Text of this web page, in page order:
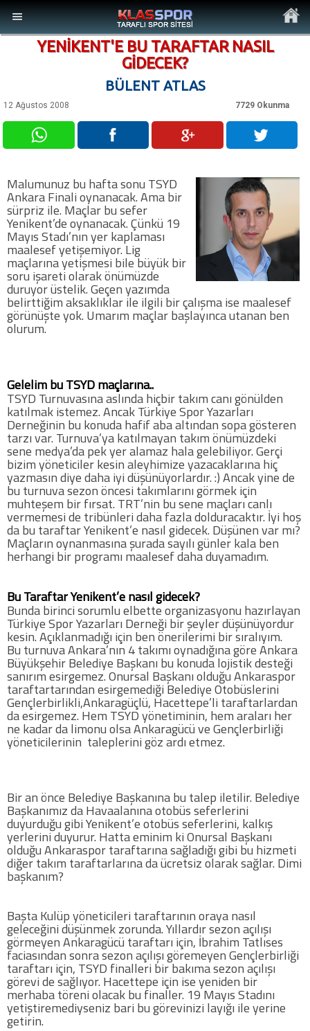
Ana Sayfa
Son Dakika Haberler
Foto Galeri
Video Galeri
Ankara Takımları
Basketbol
Voleybol
Hentbol
Bisiklet
Diğer Sporlar
Sosyal Medya
Facebook
Twitter
Google Plus
Instagram
Hakkımızda
Blog
Künye
Web Sürüme Geç
COPYLEFT 2014. AGB Bilişim Teknolojileri
YENİKENT'E BU TARAFTAR NASIL
GİDECEK?
BÜLENT ATLAS
12 Ağustos 2008 7729 Okunma
Malumunuz bu hafta sonu TSYD
Ankara Finali oynanacak. Ama bir
sürpriz ile. Maçlar bu sefer
Yenikent’de oynanacak. Çünkü 19
Mayıs Stadı’nın yer kaplaması
maalesef yetişemiyor. Lig
maçlarına yetişmesi bile büyük bir
soru işareti olarak önümüzde
duruyor üstelik. Geçen yazımda
belirttiğim aksaklıklar ile ilgili bir çalışma ise maalesef
görünüşte yok. Umarım maçlar başlayınca utanan ben
olurum.
Gelelim bu TSYD maçlarına..
TSYD Turnuvasına aslında hiçbir takım canı gönülden
katılmak istemez. Ancak Türkiye Spor Yazarları
Derneğinin bu konuda hafif aba altından sopa gösteren
tarzı var. Turnuva’ya katılmayan takım önümüzdeki
sene medya’da pek yer alamaz hala gelebiliyor. Gerçi
bizim yöneticiler kesin aleyhimize yazacaklarına hiç
yazmasın diye daha iyi düşünüyorlardır. :) Ancak yine de
bu turnuva sezon öncesi takımlarını görmek için
muhteşem bir fırsat. TRT’nin bu sene maçları canlı
vermemesi de tribünleri daha fazla dolduracaktır. İyi hoş
da bu taraftar Yenikent’e nasıl gidecek. Düşünen var mı?
Maçların oynanmasına şurada sayılı günler kala ben
herhangi bir programı maalesef daha duyamadım.
Bu Taraftar Yenikent’e nasıl gidecek?
Bunda birinci sorumlu elbette organizasyonu hazırlayan
Türkiye Spor Yazarları Derneği bir şeyler düşünüyordur
kesin. Açıklanmadığı için ben önerilerimi bir sıralıyım.
Bu turnuva Ankara’nın 4 takımı oynadığına göre Ankara
Büyükşehir Belediye Başkanı bu konuda lojistik desteği
sanırım esirgemez. Onursal Başkanı olduğu Ankaraspor
taraftartarından esirgemediği Belediye Otobüslerini
Gençlerbirlikli,Ankaragüçlü, Hacettepe’li taraftarlardan
da esirgemez. Hem TSYD yönetiminin, hem araları her
ne kadar da limonu olsa Ankaragücü ve Gençlerbirliği
yöneticilerinin taleplerini göz ardı etmez.
Bir an önce Belediye Başkanına bu talep iletilir. Belediye
Başkanımız da Havaalanına otobüs seferlerini
duyurduğu gibi Yenikent’e otobüs seferlerini, kalkış
yerlerini duyurur. Hatta eminim ki Onursal Başkanı
olduğu Ankaraspor taraftarına sağladığı gibi bu hizmeti
diğer takım taraftarlarına da ücretsiz olarak sağlar. Dimi
başkanım?
Başta Kulüp yöneticileri taraftarının oraya nasıl
geleceğini düşünmek zorunda. Yıllardır sezon açılışı
görmeyen Ankaragücü taraftarı için, İbrahim Tatlıses
faciasından sonra sezon açılışı göremeyen Gençlerbirliği
taraftarı için, TSYD finalleri bir bakıma sezon açılışı
görevi de sağlıyor. Hacettepe için ise yeniden bir
merhaba töreni olacak bu finaller. 19 Mayıs Stadını
yetiştiremediyseniz bari bu görevinizi layığı ile yerine
getirin.